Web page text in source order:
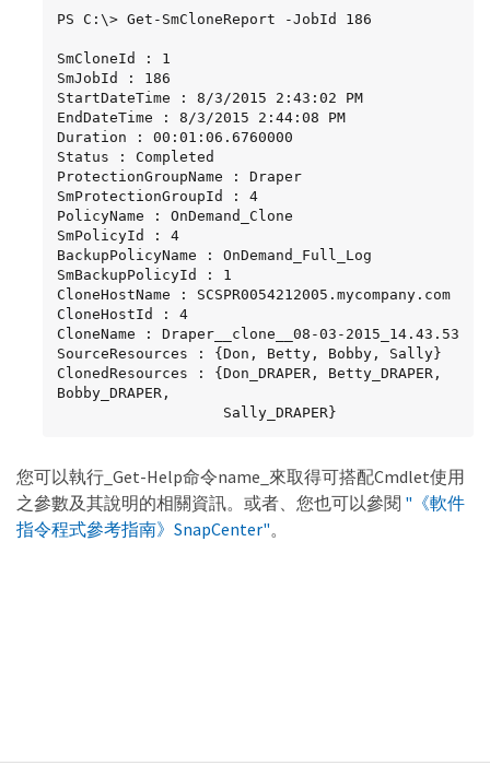
Auth : SMCoreContracts.SmAuth
CloneLevel : 0
clab-a13-13.sddev.lab.netapp.com
DatabaseGUID :
SQLInstance : clab-a13-13
DbStatus : AutoClosed
DbAccess : eUndefined
IsSystemDb : False
IsSimpleRecoveryMode : False
IsSelectable : True
SqlDbFileGroups : {}
SqlDbLogFiles : {}
AppFileStorageGroups : {}
LogDirectory :
AgName :
Version :
VolumeGroupIndex : -1
IsSecondary : False
Name : TEST
UserName :
Passphrase :
Deleted : False
Auth : SMCoreContracts.SmAuth
PS C:\> Get-SmCloneReport -JobId 186
SmCloneId : 1
SmJobId : 186
StartDateTime : 8/3/2015 2:43:02 PM
EndDateTime : 8/3/2015 2:44:08 PM
Duration : 00:01:06.6760000
Status : Completed
ProtectionGroupName : Draper
SmProtectionGroupId : 4
PolicyName : OnDemand_Clone
SmPolicyId : 4
BackupPolicyName : OnDemand_Full_Log
SmBackupPolicyId : 1
CloneHostName : SCSPR0054212005.mycompany.com
CloneHostId : 4
CloneName : Draper__clone__08-03-2015_14.43.53
SourceResources : {Don, Betty, Bobby, Sally}
ClonedResources : {Don_DRAPER, Betty_DRAPER,
Bobby_DRAPER,
                   Sally_DRAPER}
您可以執行_Get-Help命令name_來取得可搭配Cmdlet使用
之參數及其說明的相關資訊。或者、您也可以參閱 "《軟件
指令程式參考指南》SnapCenter"。